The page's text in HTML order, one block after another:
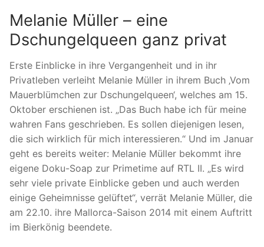
Melanie Müller – eine
Dschungelqueen ganz privat
Erste Einblicke in ihre Vergangenheit und in ihr
Privatleben verleiht Melanie Müller in ihrem Buch ‚Vom
Mauerblümchen zur Dschungelqueen‘, welches am 15.
Oktober erschienen ist. „Das Buch habe ich für meine
wahren Fans geschrieben. Es sollen diejenigen lesen,
die sich wirklich für mich interessieren.“ Und im Januar
geht es bereits weiter: Melanie Müller bekommt ihre
eigene Doku-Soap zur Primetime auf RTL II. „Es wird
sehr viele private Einblicke geben und auch werden
einige Geheimnisse gelüftet“, verrät Melanie Müller, die
am 22.10. ihre Mallorca-Saison 2014 mit einem Auftritt
im Bierkönig beendete.